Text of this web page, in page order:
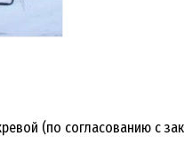
(по согласованию с